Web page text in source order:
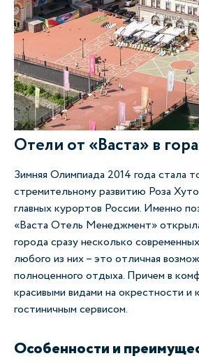
Отели от «Васта» в
Зимняя Олимпиада 2014 года стала
стремительному развитию Роза
главных курортов России. Именно
«Васта Отель Менеджмент»
города сразу несколько
любого из них – это отличная
полноценного отдыха. Причем в
красивыми видами на окрестности и
гостиничным сервисом.
Особенности и